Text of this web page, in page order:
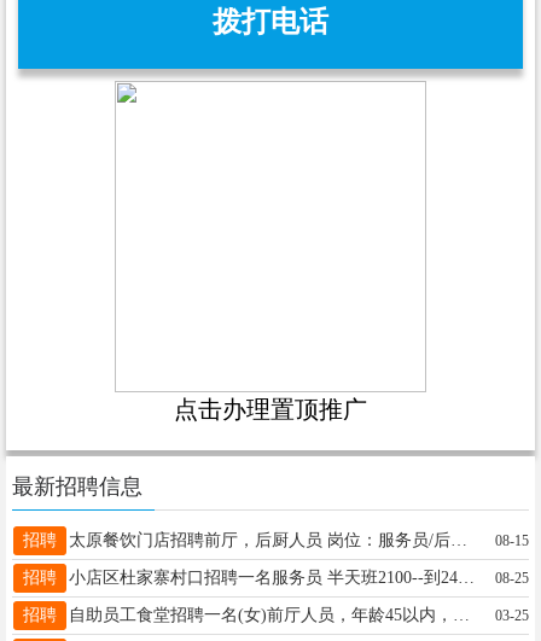
拨打电话
点击办理置顶推广
最新招聘信息
招聘 太原餐饮门店招聘前厅，后厨人员 岗位：服务员/后厨师傅/洗碗/保洁/洗菜，缺口40人 男女不限，18―35岁(洗碗，洗菜，保洁可放宽到50岁) 服从门店管理，积极乐观 【工作时间】9.30―14.00左右，17:00―22.00左右 (具体根据店里主管安排)，月公休3天 08-15
招聘 小店区杜家寨村口招聘一名服务员 半天班2100--到2400/全天工资3600 到 4000 要求爱岗敬业，服从管理，有能力的还可以商量 联系电话13994268617 08-25
招聘 03-25